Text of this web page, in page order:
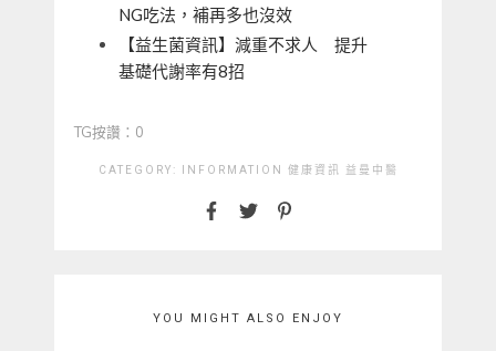
NG吃法，補再多也沒效
【益生菌資訊】減重不求人 提升
基礎代謝率有8招
TG按讚：0
CATEGORY: INFORMATION 健康資訊 益曼中醫
YOU MIGHT ALSO ENJOY